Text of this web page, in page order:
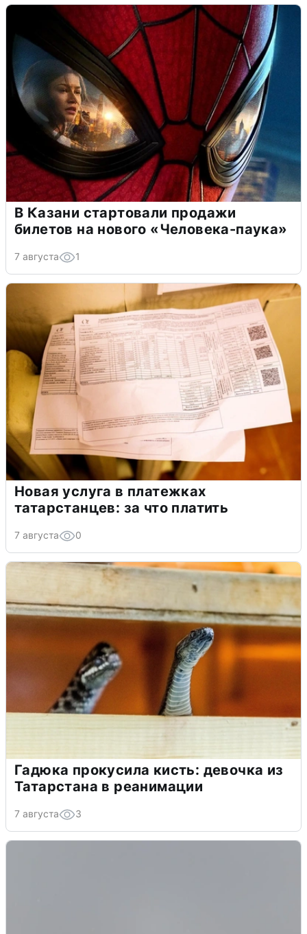
В Казани стартовали продажи
билетов на нового «Человека-паука»
7 августа 1
Новая услуга в платежках
татарстанцев: за что платить
7 августа 0
Гадюка прокусила кисть: девочка из
Татарстана в реанимации
7 августа 3